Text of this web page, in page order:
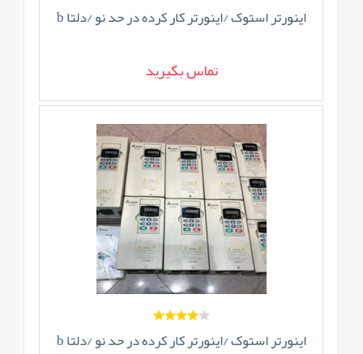
اینورتر استوک /اینورتر کار کرده در حد نو /دلتا b
تماس بگیرید
اینورتر استوک /اینورتر کار کرده در حد نو /دلتا b